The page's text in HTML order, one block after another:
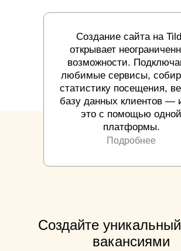
Создание сайта на
открывает
возможности.
любимые сервисы,
статистику посещения,
базу данных клиентов —
это с помощью одной
платформы.
Подробнее
Создайте
вакансиями